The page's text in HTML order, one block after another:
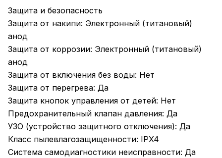
Защита и безопасность
Защита от накипи: Электронный (титановый)
анод
Защита от коррозии: Электронный (титановый)
анод
Защита от включения без воды: Нет
Защита от перегрева: Да
Защита кнопок управления от детей: Нет
Предохранительный клапан давления: Да
УЗО (устройство защитного отключения): Да
Класс пылевлагозащищенности: IPX4
Система самодиагностики неисправности: Да